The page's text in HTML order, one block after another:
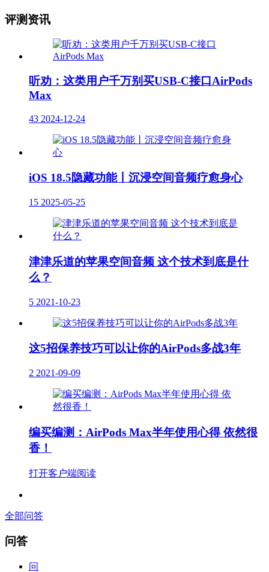
评测资讯
听劝：这类用户千万别买USB-C接口AirPods
Max
43 2024-12-24
iOS 18.5隐藏功能丨沉浸空间音频疗愈身心
15 2025-05-25
津津乐道的苹果空间音频 这个技术到底是什
么？
5 2021-10-23
这5招保养技巧可以让你的AirPods多战3年
2 2021-09-09
编买编测：AirPods Max半年使用心得 依然很
香！
打开客户端阅读
全部问答
问答
问